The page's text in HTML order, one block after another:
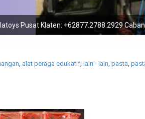
mainan luar dan menerima jasa
, alat peraga edukatif, lain - lain, pasta,